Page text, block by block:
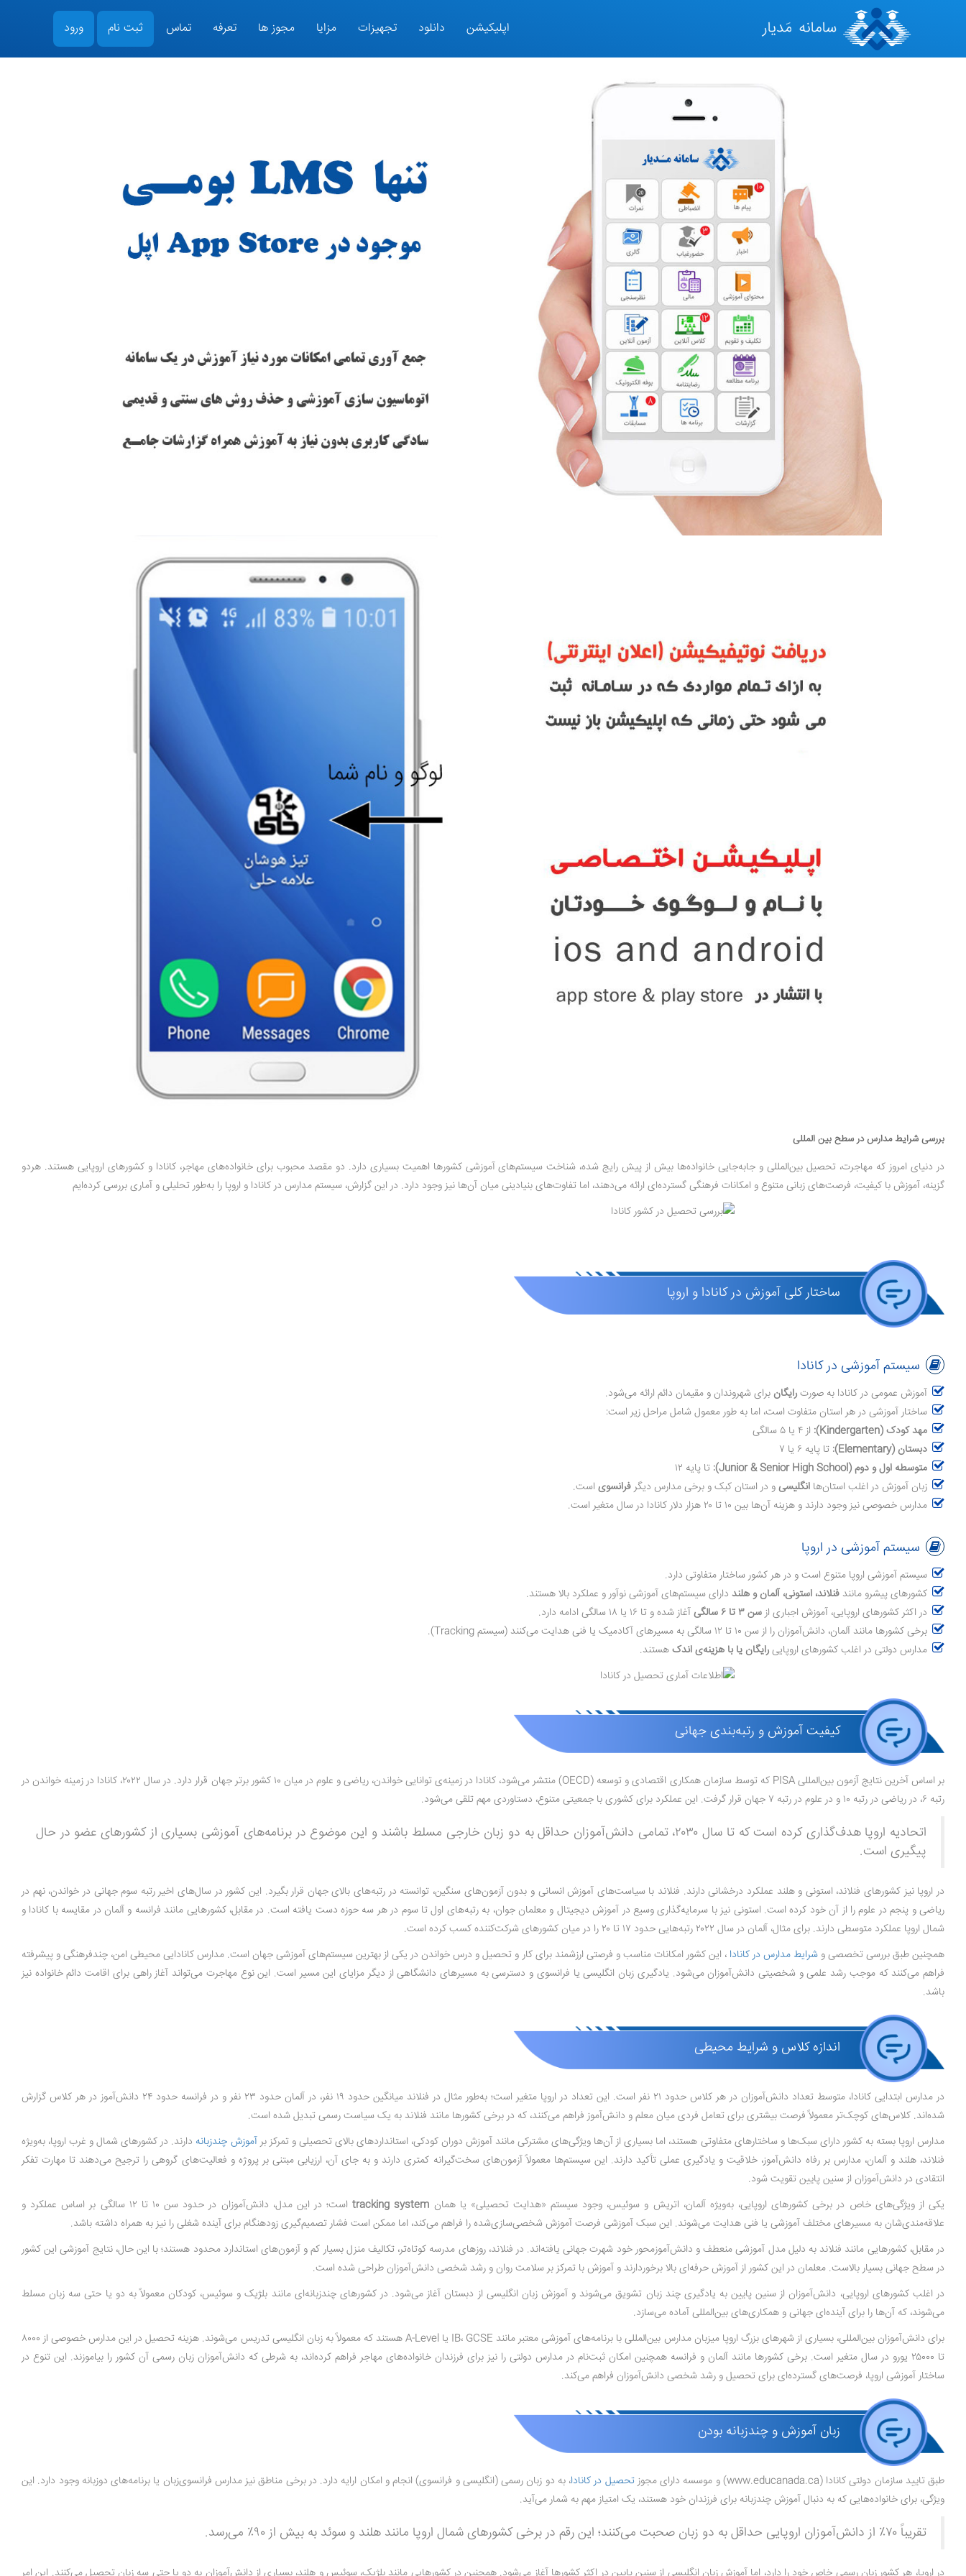
اپلیکیشن دانلود تجهیزات مزایا مجوز ها تعرفه تماس ثبت نام ورود
بررسی شرایط مدارس در سطح بین المللی
در دنیای امروز که مهاجرت، تحصیل بین‌المللی و جا‌به‌جایی خانواده‌ها بیش از پیش رایج شده، شناخت سیستم‌های آموزشی کشورها اهمیت بسیاری دارد. دو مقصد محبوب برای خانواده‌های مهاجر، کانادا و کشورهای اروپایی هستند. هردو
گزینه، آموزش با کیفیت، فرصت‌های زبانی متنوع و امکانات فرهنگی گسترده‌ای ارائه می‌دهند، اما تفاوت‌های بنیادینی میان آن‌ها نیز وجود دارد. در این گزارش، سیستم مدارس در کانادا و اروپا را به‌طور تحلیلی و آماری بررسی کرده‌ایم
ساختار کلی آموزش در کانادا و اروپا
سیستم آموزشی در کانادا
آموزش عمومی در کانادا به صورترایگان برای شهروندان و مقیمان دائم ارائه می‌شود.
ساختار آموزشی در هر استان متفاوت است، اما به طور معمول شامل مراحل زیر است:
مهد کودک (Kindergarten):
از ۴ یا ۵ سالگی
دبستان (Elementary):
تا پایه ۶ یا ۷
متوسطه اول و دوم (Junior & Senior High School):
تا پایه ۱۲
زبان آموزش در اغلب استان‌ها انگلیسیو در استان کبک و برخی مدارس دیگرفرانسوی است.
مدارس خصوصی نیز وجود دارند و هزینه آن‌ها بین ۱۰ تا ۲۰ هزار دلار کانادا در سال متغیر است.
سیستم آموزشی در اروپا
سیستم آموزشی اروپا متنوع است و در هر کشور ساختار متفاوتی دارد.
کشورهای پیشرو مانند فنلاند، استونی، آلمان و هلند دارای سیستم‌های آموزشی نوآور و عملکرد بالا هستند.
در اکثر کشورهای اروپایی، آموزش اجباری ازسن ۳ تا ۶ سالگی
آغاز شده و تا ۱۶ یا ۱۸ سالگی ادامه دارد.
برخی کشورها مانند آلمان، دانش‌آموزان را از سن ۱۰ تا ۱۲ سالگی به مسیرهای آکادمیک یا فنی هدایت می‌کنند (سیستم Tracking).
مدارس دولتی در اغلب کشورهای اروپاییرایگان یا با هزینه‌ی اندکهستند.
کیفیت آموزش و رتبه‌بندی جهانی
بر اساس آخرین نتایج آزمون بین‌المللی PISA که توسط سازمان همکاری اقتصادی و توسعه (OECD) منتشر می‌شود، کانادا در زمینه‌ی توانایی خواندن، ریاضی و علوم در میان ۱۰ کشور برتر جهان قرار دارد. در سال ۲۰۲۲، کانادا در زمینه خواندن در
رتبه ۶، در ریاضی در رتبه ۱۰ و در علوم در رتبه ۷ جهان قرار گرفت. این عملکرد برای کشوری با جمعیتی متنوع، دستاوردی مهم تلقی می‌شود.
اتحادیه اروپا هدف‌گذاری کرده است که تا سال ۲۰۳۰، تمامی دانش‌آموزان حداقل به دو زبان خارجی مسلط باشند و این موضوع در برنامه‌های آموزشی بسیاری از کشورهای عضو در حال
پیگیری است.
در اروپا نیز کشورهای فنلاند، استونی و هلند عملکرد درخشانی دارند. فنلاند با سیاست‌های آموزش انسانی و بدون آزمون‌های سنگین، توانسته در رتبه‌های بالای جهان قرار بگیرد. این کشور در سال‌های اخیر رتبه سوم جهانی در خواندن، نهم در
ریاضی و پنجم در علوم را از آن خود کرده است. استونی نیز با سرمایه‌گذاری وسیع در آموزش دیجیتال و معلمان جوان، به رتبه‌های اول تا سوم در هر سه حوزه دست یافته است. در مقابل، کشورهایی مانند فرانسه و آلمان در مقایسه با کانادا و
شمال اروپا عملکرد متوسطی دارند. برای مثال، آلمان در سال ۲۰۲۲ رتبه‌هایی حدود ۱۷ تا ۲۰ را در میان کشورهای شرکت‌کننده کسب کرده است.
همچنین طبق بررسی تخصصی وشرایط مدارس در کانادا ، این کشور امکانات مناسب و فرصتی ارزشمند برای کار و تحصیل و درس خواندن در یکی از بهترین سیستم‌های آموزشی جهان است. مدارس کانادایی محیطی امن، چندفرهنگی و پیشرفته
فراهم می‌کنند که موجب رشد علمی و شخصیتی دانش‌آموزان می‌شود. یادگیری زبان انگلیسی یا فرانسوی و دسترسی به مسیرهای دانشگاهی از دیگر مزایای این مسیر است. این نوع مهاجرت می‌تواند آغاز راهی برای اقامت دائم خانواده نیز
باشد.
اندازه کلاس و شرایط محیطی
در مدارس ابتدایی کانادا، متوسط تعداد دانش‌آموزان در هر کلاس حدود ۲۱ نفر است. این تعداد در اروپا متغیر است؛ به‌طور مثال در فنلاند میانگین حدود ۱۹ نفر، در آلمان حدود ۲۳ نفر و در فرانسه حدود ۲۴ دانش‌آموز در هر کلاس گزارش
شده‌اند. کلاس‌های کوچک‌تر معمولاً فرصت بیشتری برای تعامل فردی میان معلم و دانش‌آموز فراهم می‌کنند، که در برخی کشورها مانند فنلاند به یک سیاست رسمی تبدیل شده است.
مدارس اروپا بسته به کشور دارای سبک‌ها و ساختارهای متفاوتی هستند، اما بسیاری از آن‌ها ویژگی‌های مشترکی مانند آموزش دوران کودکی، استانداردهای بالای تحصیلی و تمرکز برآموزش چندزبانه دارند. در کشورهای شمال و غرب اروپا، به‌ویژه
فنلاند، هلند و آلمان، مدارس بر رفاه دانش‌آموز، خلاقیت و یادگیری عملی تأکید دارند. این سیستم‌ها معمولاً آزمون‌های سخت‌گیرانه کمتری دارند و به جای آن، ارزیابی مبتنی بر پروژه و فعالیت‌های گروهی را ترجیح می‌دهند تا مهارت تفکر
انتقادی در دانش‌آموزان از سنین پایین تقویت شود.
یکی از ویژگی‌های خاص در برخی کشورهای اروپایی، به‌ویژه آلمان، اتریش و سوئیس، وجود سیستم «هدایت تحصیلی» یا همان tracking system
است؛ در این مدل، دانش‌آموزان در حدود سن ۱۰ تا ۱۲ سالگی بر اساس عملکرد و
علاقه‌مندی‌شان به مسیرهای مختلف آموزشی یا فنی هدایت می‌شوند. این سبک آموزشی فرصت آموزش شخصی‌سازی‌شده را فراهم می‌کند، اما ممکن است فشار تصمیم‌گیری زودهنگام برای آینده شغلی را نیز به همراه داشته باشد.
در مقابل، کشورهایی مانند فنلاند به دلیل مدل آموزشی منعطف و دانش‌آموزمحور خود شهرت جهانی یافته‌اند. در فنلاند، روزهای مدرسه کوتاه‌تر، تکالیف منزل بسیار کم و آزمون‌های استاندارد محدود هستند؛ با این حال، نتایج آموزشی این کشور
در سطح جهانی بسیار بالاست. معلمان در این کشور از آموزش حرفه‌ای بالا برخوردارند و آموزش با تمرکز بر سلامت روان و رشد شخصی دانش‌آموزان طراحی شده است.
در اغلب کشورهای اروپایی، دانش‌آموزان از سنین پایین به یادگیری چند زبان تشویق می‌شوند و آموزش زبان انگلیسی از دبستان آغاز می‌شود. در کشورهای چندزبانه‌ای مانند بلژیک و سوئیس، کودکان معمولاً به دو یا حتی سه زبان مسلط
می‌شوند، که آن‌ها را برای آینده‌ای جهانی و همکاری‌های بین‌المللی آماده می‌سازد.
برای دانش‌آموزان بین‌المللی، بسیاری از شهرهای بزرگ اروپا میزبان مدارس بین‌المللی با برنامه‌های آموزشی معتبر مانند IB، GCSE یا A-Level هستند که معمولاً به زبان انگلیسی تدریس می‌شوند. هزینه تحصیل در این مدارس خصوصی از ۸۰۰۰
تا ۲۵۰۰۰ یورو در سال متغیر است. برخی کشورها مانند آلمان و فرانسه همچنین امکان ثبت‌نام در مدارس دولتی را نیز برای فرزندان خانواده‌های مهاجر فراهم کرده‌اند، به شرطی که دانش‌آموزان زبان رسمی آن کشور را بیاموزند. این تنوع در
ساختار آموزشی اروپا، فرصت‌های گسترده‌ای برای تحصیل و رشد شخصی دانش‌آموزان فراهم می‌کند.
زبان آموزش و چندزبانه بودن
طبق تایید سازمان دولتی کانادا (www.educanada.ca) و موسسه دارای مجوز تحصیل در کانادا، به دو زبان رسمی (انگلیسی و فرانسوی) انجام و امکان ارایه دارد. در برخی مناطق نیز مدارس فرانسوی‌زبان یا برنامه‌های دو‌زبانه وجود دارد. این
ویژگی، برای خانواده‌هایی که به دنبال آموزش چندزبانه برای فرزندان خود هستند، یک امتیاز مهم به شمار می‌آید.
تقریباً ۷۰٪ از دانش‌آموزان اروپایی حداقل به دو زبان صحبت می‌کنند؛ این رقم در برخی کشورهای شمال اروپا مانند هلند و سوئد به بیش از ۹۰٪ می‌رسد.